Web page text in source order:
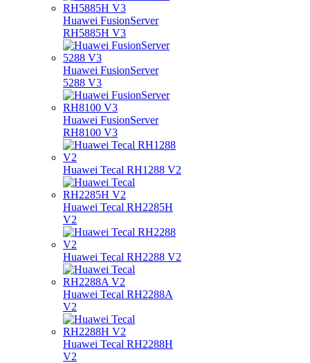
Huawei FusionServer
RH5885H V3
Huawei FusionServer
5288 V3
Huawei FusionServer
RH8100 V3
Huawei Tecal RH1288 V2
Huawei Tecal RH2285H
V2
Huawei Tecal RH2288 V2
Huawei Tecal RH2288A
V2
Huawei Tecal RH2288H
V2